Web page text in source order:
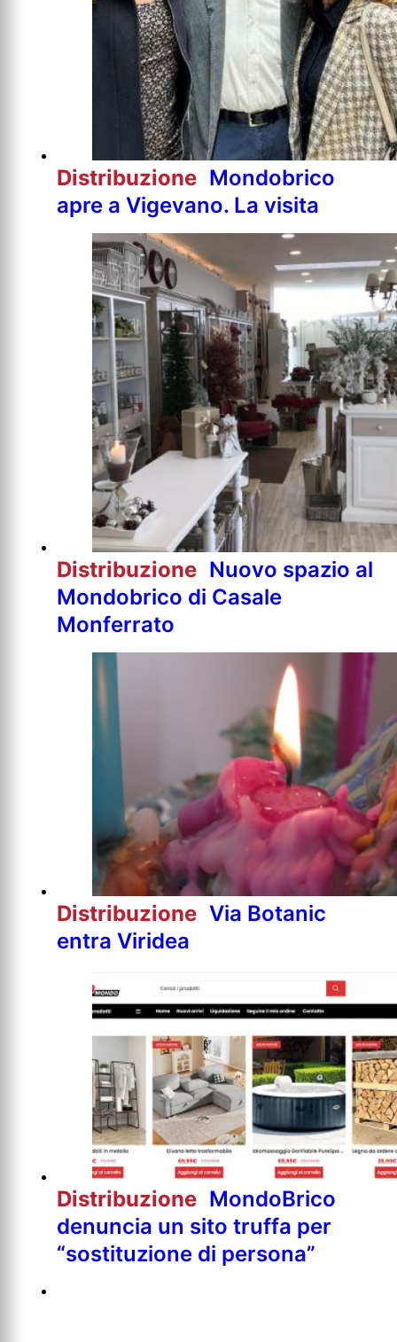
Distribuzione Mondobrico
apre a Vigevano. La visita
Distribuzione Nuovo spazio al
Mondobrico di Casale
Monferrato
Distribuzione Via Botanic
entra Viridea
Distribuzione MondoBrico
denuncia un sito truffa per
“sostituzione di persona”